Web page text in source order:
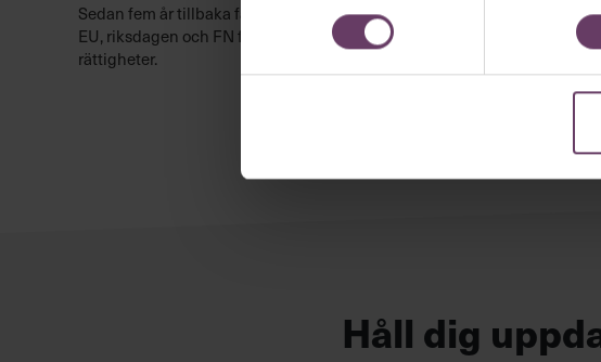
Sedan fem år tillbaka far Sara-Elvira Kuhmunen mellan
EU, riksdagen och FN för att värna samernas
rättigheter.
Håll dig